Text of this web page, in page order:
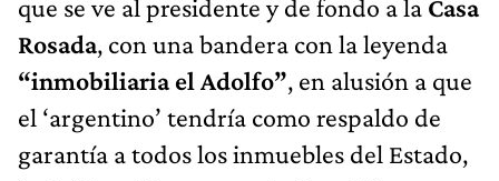
que se ve al presidente y de fondo a la Casa
Rosada, con una bandera con la leyenda
“inmobiliaria el Adolfo”, en alusión a que
el ‘argentino’ tendría como respaldo de
garantía a todos los inmuebles del Estado,